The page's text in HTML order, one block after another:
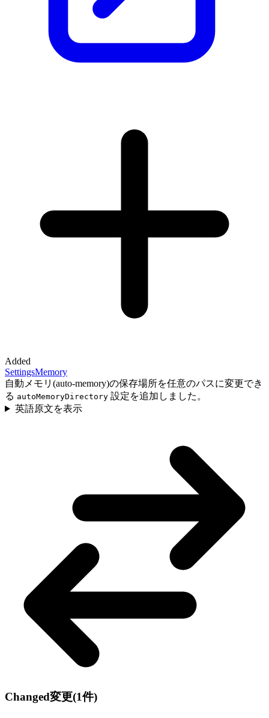
Added
SettingsMemory
自動メモリ(auto-memory)の保存場所を任意のパスに変更でき
る autoMemoryDirectory 設定を追加しました。
英語原文を表示
Changed変更(1件)